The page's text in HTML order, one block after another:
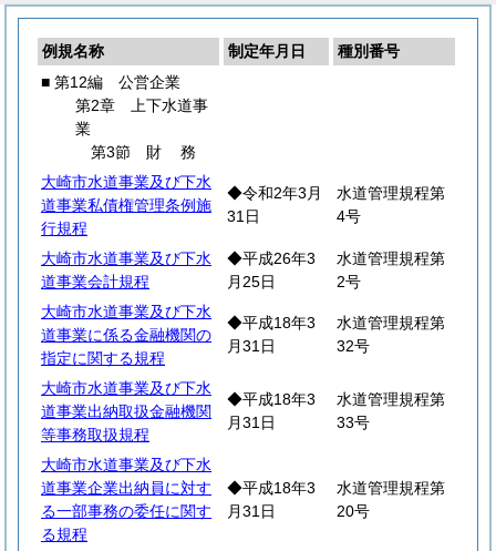
例規名称 制定年月日
種別番号
■ 第12編 公営企業
第2章 上下水道事
業
第3節 財務
大崎市水道事業及び下水
道事業私債権管理条例施
行規程
◆令和2年3月
31日
水道管理規程第
4号
大崎市水道事業及び下水
道事業会計規程
◆平成26年3
月25日
水道管理規程第
2号
大崎市水道事業及び下水
道事業に係る金融機関の
指定に関する規程
◆平成18年3
月31日
水道管理規程第
32号
大崎市水道事業及び下水
道事業出納取扱金融機関
等事務取扱規程
◆平成18年3
月31日
水道管理規程第
33号
大崎市水道事業及び下水
道事業企業出納員に対す
る一部事務の委任に関す
る規程
◆平成18年3
月31日
水道管理規程第
20号